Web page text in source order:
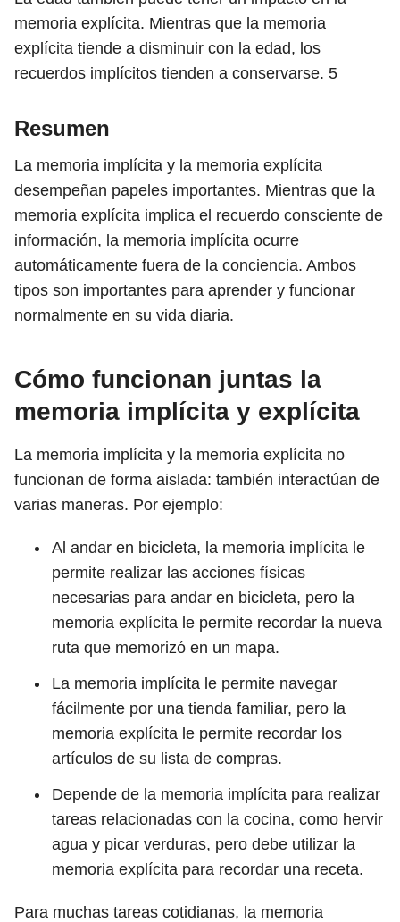
memoria explícita. Mientras que la memoria
explícita tiende a disminuir con la edad, los
recuerdos implícitos tienden a conservarse. 5
Resumen
La memoria implícita y la memoria explícita
desempeñan papeles importantes. Mientras que la
memoria explícita implica el recuerdo consciente de
información, la memoria implícita ocurre
automáticamente fuera de la conciencia. Ambos
tipos son importantes para aprender y funcionar
normalmente en su vida diaria.
Cómo funcionan juntas la
memoria implícita y explícita
La memoria implícita y la memoria explícita no
funcionan de forma aislada: también interactúan de
varias maneras. Por ejemplo:
Al andar en bicicleta, la memoria implícita le
permite realizar las acciones físicas
necesarias para andar en bicicleta, pero la
memoria explícita le permite recordar la nueva
ruta que memorizó en un mapa.
La memoria implícita le permite navegar
fácilmente por una tienda familiar, pero la
memoria explícita le permite recordar los
artículos de su lista de compras.
Depende de la memoria implícita para realizar
tareas relacionadas con la cocina, como hervir
agua y picar verduras, pero debe utilizar la
memoria explícita para recordar una receta.
Para muchas tareas cotidianas, la memoria